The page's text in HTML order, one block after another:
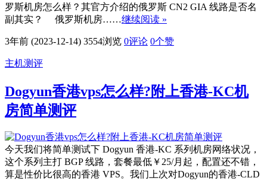
罗斯机房怎么样？其官方介绍的俄罗斯 CN2 GIA 线路是否名
副其实？ 俄罗斯机房……继续阅读 »
3年前 (2023-12-14) 3554浏览 0评论 0个赞
主机测评
Dogyun香港vps怎么样?附上香港-KC机
房简单测评
今天我们将简单测试下 Dogyun 香港-KC 系列机房网络状况，
这个系列主打 BGP 线路，套餐最低￥25/月起，配置还不错，
算是性价比很高的香港 VPS。我们上次对Dogyun的香港-CLD